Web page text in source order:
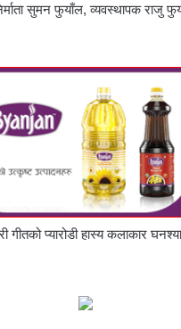
सुमन फुयाँल, व्यवस्थापक राजु
गीतको प्यारोडी हास्य कलाकार